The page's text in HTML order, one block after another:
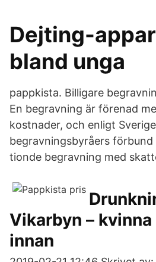
Dejting-
bland unga
pappkista. Billigare
En begravning är förenad
kostnader, och enligt
begravningsbyråers
tionde begravning med
Vikarbyn –
innan